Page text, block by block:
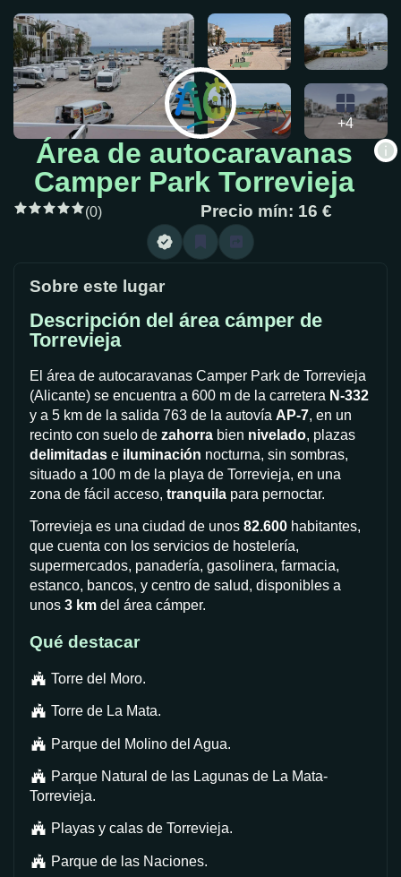
+4
Área de autocaravanas
Camper Park Torrevieja
(0) Precio mín: 16 €
Sobre este lugar
Descripción del área cámper de
Torrevieja
El área de autocaravanas Camper Park de Torrevieja
(Alicante) se encuentra a 600 m de la carretera N-332
y a 5 km de la salida 763 de la autovía AP-7, en un
recinto con suelo de zahorra bien nivelado, plazas
delimitadas e iluminación nocturna, sin sombras,
situado a 100 m de la playa de Torrevieja, en una
zona de fácil acceso, tranquila para pernoctar.
Torrevieja es una ciudad de unos 82.600 habitantes,
que cuenta con los servicios de hostelería,
supermercados, panadería, gasolinera, farmacia,
estanco, bancos, y centro de salud, disponibles a
unos 3 km del área cámper.
Qué destacar
Torre del Moro.
Torre de La Mata.
Parque del Molino del Agua.
Parque Natural de las Lagunas de La Mata-
Torrevieja.
Playas y calas de Torrevieja.
Parque de las Naciones.